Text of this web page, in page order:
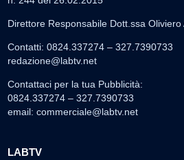
Direttore Responsabile Dott.ssa Oliviero
Contatti: 0824.337274 – 327.7390733
redazione@labtv.net
Contattaci per la tua Pubblicità:
0824.337274 – 327.7390733
email: commerciale@labtv.net
LABTV